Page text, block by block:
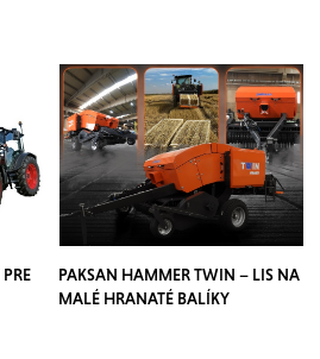
PAKSAN HAMMER TWIN – LIS NA
MALÉ HRANATÉ BALÍKY